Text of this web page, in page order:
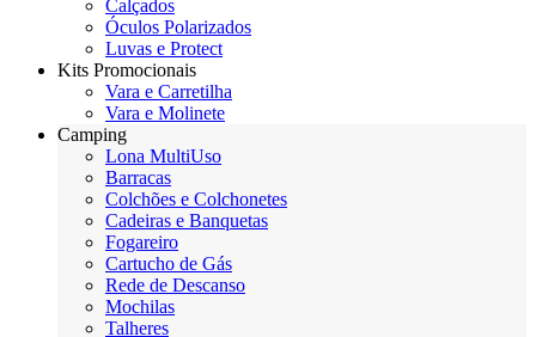
Calçados
Óculos Polarizados
Luvas e Protect
Kits Promocionais
Vara e Carretilha
Vara e Molinete
Camping
Lona MultiUso
Barracas
Colchões e Colchonetes
Cadeiras e Banquetas
Fogareiro
Cartucho de Gás
Rede de Descanso
Mochilas
Talheres